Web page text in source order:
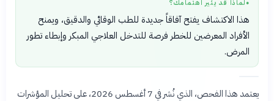
● لماذا قد يثير اهتمامك؟
هذا الاكتشاف يفتح آفاقاً جديدة للطب الوقائي والدقيق، ويمنح
الأفراد المعرضين للخطر فرصة للتدخل العلاجي المبكر وإبطاء تطور
المرض.
يعتمد هذا الفحص، الذي نُشر في 7 أغسطس 2026، على تحليل المؤشرات